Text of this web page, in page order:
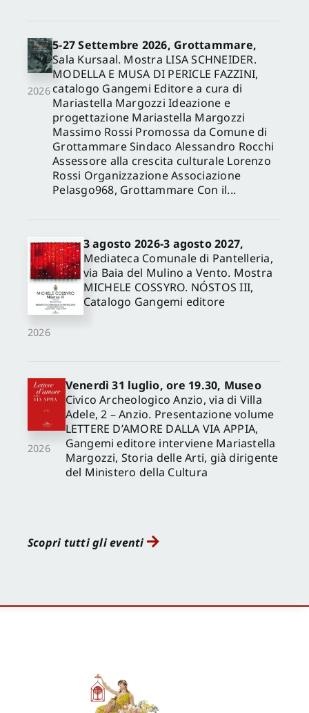
2026
5-27 Settembre 2026, Grottammare,
Sala Kursaal. Mostra LISA SCHNEIDER.
MODELLA E MUSA DI PERICLE FAZZINI,
catalogo Gangemi Editore a cura di
Mariastella Margozzi Ideazione e
progettazione Mariastella Margozzi
Massimo Rossi Promossa da Comune di
Grottammare Sindaco Alessandro Rocchi
Assessore alla crescita culturale Lorenzo
Rossi Organizzazione Associazione
Pelasgo968, Grottammare Con il...
2026
3 agosto 2026-3 agosto 2027,
Mediateca Comunale di Pantelleria,
via Baia del Mulino a Vento. Mostra
MICHELE COSSYRO. NÓSTOS III,
Catalogo Gangemi editore
2026
Venerdì 31 luglio, ore 19.30, Museo
Civico Archeologico Anzio, via di Villa
Adele, 2 – Anzio. Presentazione volume
LETTERE D’AMORE DALLA VIA APPIA,
Gangemi editore interviene Mariastella
Margozzi, Storia delle Arti, già dirigente
del Ministero della Cultura
Scopri tutti gli eventi